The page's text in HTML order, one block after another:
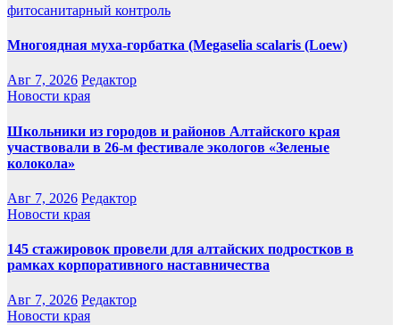
фитосанитарный контроль
Многоядная муха-горбатка (Megaselia scalaris (Loew)
Авг 7, 2026 Редактор
Новости края
Школьники из городов и районов Алтайского края
участвовали в 26-м фестивале экологов «Зеленые
колокола»
Авг 7, 2026 Редактор
Новости края
145 стажировок провели для алтайских подростков в
рамках корпоративного наставничества
Авг 7, 2026 Редактор
Новости края